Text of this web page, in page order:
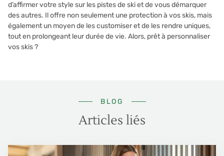
d’affirmer votre style sur les pistes de ski et de vous démarquer
des autres. Il offre non seulement une protection à vos skis, mais
également un moyen de les customiser et de les rendre uniques,
tout en prolongeant leur durée de vie. Alors, prêt à personnaliser
vos skis ?
BLOG
Articles liés